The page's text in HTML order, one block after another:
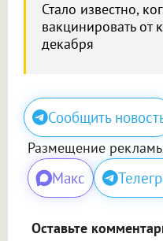
Стало известно,
вакцинировать от
декабря
Сообщить
Размещение
Макс
Оставьте